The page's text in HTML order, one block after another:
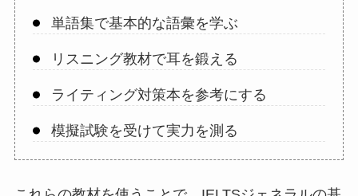
単語集で基本的な語彙を学ぶ
リスニング教材で耳を鍛える
ライティング対策本を参考にする
模擬試験を受けて実力を測る